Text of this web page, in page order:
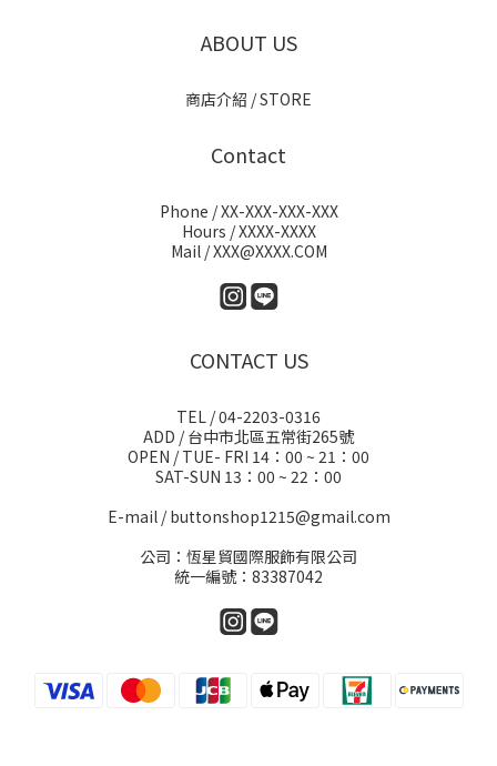
ABOUT US
商店介紹 / STORE
Contact
Phone / XX-XXX-XXX-XXX
Hours / XXXX-XXXX
Mail / XXX@XXXX.COM
CONTACT US
TEL / 04-2203-0316
ADD / 台中市北區五常街265號
OPEN / TUE- FRI 14：00 ~ 21：00
SAT-SUN 13：00 ~ 22：00
E-mail / buttonshop1215@gmail.com
公司：恆星貿國際服飾有限公司
統一編號：83387042